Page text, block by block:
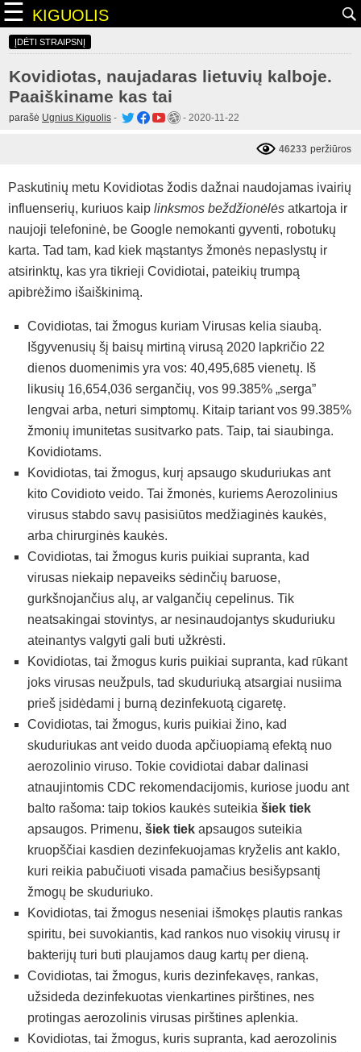
☰ KIGUOLIS
ĮDĖTI STRAIPSNĮ
Kovidiotas, naujadaras lietuvių kalboje.
Paaiškiname kas tai
parašė Ugnius Kiguolis - - 2020-11-22
46233 peržiūros
Paskutinių metu Kovidiotas žodis dažnai naudojamas ivairių
influenserių, kuriuos kaip linksmos beždžionėlės atkartoja ir
naujoji telefoninė, be Google nemokanti gyventi, robotukų
karta. Tad tam, kad kiek mąstantys žmonės nepaslystų ir
atsirinktų, kas yra tikrieji Covidiotai, pateikių trumpą
apibrėžimo išaiškinimą.
Covidiotas, tai žmogus kuriam Virusas kelia siaubą.
Išgyvenusių šį baisų mirtiną virusą 2020 lapkričio 22
dienos duomenimis yra vos: 40,495,685 vienetų. Iš
likusių 16,654,036 sergančių, vos 99.385% „serga”
lengvai arba, neturi simptomų. Kitaip tariant vos 99.385%
žmonių imunitetas susitvarko pats. Taip, tai siaubinga.
Kovidiotams.
Kovidiotas, tai žmogus, kurį apsaugo skuduriukas ant
kito Covidioto veido. Tai žmonės, kuriems Aerozolinius
virusus stabdo savų pasisiūtos medžiaginės kaukės,
arba chirurginės kaukės.
Covidiotas, tai žmogus kuris puikiai supranta, kad
virusas niekaip nepaveiks sėdinčių baruose,
gurkšnojančius alų, ar valgančių cepelinus. Tik
neatsakingai stovintys, ar nesinaudojantys skuduriuku
ateinantys valgyti gali buti užkrėsti.
Kovidiotas, tai žmogus kuris puikiai supranta, kad rūkant
joks virusas neužpuls, tad skuduriuką atsargiai nusiima
prieš įsidėdami į burną dezinfekuotą cigaretę.
Covidiotas, tai žmogus, kuris puikiai žino, kad
skuduriukas ant veido duoda apčiuopiamą efektą nuo
aerozolinio viruso. Tokie covidiotai dabar dalinasi
atnaujintomis CDC rekomendacijomis, kuriose juodu ant
balto rašoma: taip tokios kaukės suteikia šiek tiek
apsaugos. Primenu, šiek tiek apsaugos suteikia
kruopščiai kasdien dezinfekuojamas kryželis ant kaklo,
kuri reikia pabučiuoti visada pamačius besišypsantį
žmogų be skuduriuko.
Kovidiotas, tai žmogus neseniai išmokęs plautis rankas
spiritu, bei suvokiantis, kad rankos nuo visokių virusų ir
bakterijų turi buti plaujamos daug kartų per dieną.
Covidiotas, tai žmogus, kuris dezinfekavęs, rankas,
užsideda dezinfekuotas vienkartines pirštines, nes
protingas aerozolinis virusas pirštines aplenkia.
Kovidiotas, tai žmogus, kuris supranta, kad aerozolinis